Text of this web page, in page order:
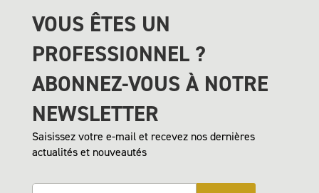
VOUS ÊTES UN
PROFESSIONNEL ?
ABONNEZ-VOUS À NOTRE
NEWSLETTER
Saisissez votre e-mail et recevez nos dernières
actualités et nouveautés